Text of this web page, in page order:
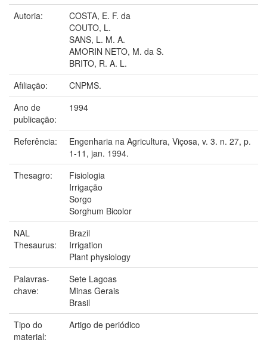
Autoria:
COSTA, E. F. da
COUTO, L.
SANS, L. M. A.
AMORIN NETO, M. da S.
BRITO, R. A. L.
Afiliação:
CNPMS.
Ano de
publicação:
1994
Referência:
Engenharia na Agricultura, Viçosa, v. 3. n. 27, p.
1-11, jan. 1994.
Thesagro:
Fisiologia
Irrigação
Sorgo
Sorghum Bicolor
NAL
Thesaurus:
Brazil
Irrigation
Plant physiology
Palavras-
chave:
Sete Lagoas
Minas Gerais
Brasil
Tipo do
material:
Artigo de periódico